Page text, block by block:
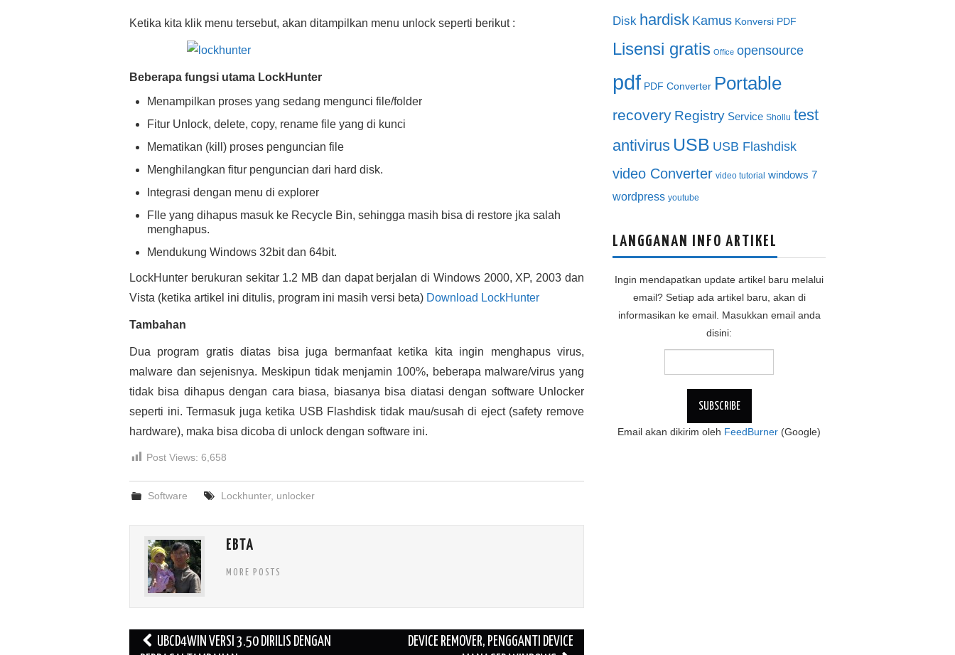
Ketika kita klik menu tersebut, akan ditampilkan menu unlock seperti berikut :
Beberapa fungsi utama LockHunter
Menampilkan proses yang sedang mengunci file/folder
Fitur Unlock, delete, copy, rename file yang di kunci
Mematikan (kill) proses penguncian file
Menghilangkan fitur penguncian dari hard disk.
Integrasi dengan menu di explorer
FIle yang dihapus masuk ke Recycle Bin, sehingga masih bisa di restore jka salah
menghapus.
Mendukung Windows 32bit dan 64bit.
LockHunter berukuran sekitar 1.2 MB dan dapat berjalan di Windows 2000, XP, 2003 dan
Vista (ketika artikel ini ditulis, program ini masih versi beta) Download LockHunter
Tambahan
Dua program gratis diatas bisa juga bermanfaat ketika kita ingin menghapus virus,
malware dan sejenisnya. Meskipun tidak menjamin 100%, beberapa malware/virus yang
tidak bisa dihapus dengan cara biasa, biasanya bisa diatasi dengan software Unlocker
seperti ini. Termasuk juga ketika USB Flashdisk tidak mau/susah di eject (safety remove
hardware), maka bisa dicoba di unlock dengan software ini.
Post Views: 6,658
Software Lockhunter, unlocker
EBTA
MORE POSTS
Post UBCD4WIN VERSI 3.50 DIRILIS DENGAN
DEVICE REMOVER, PENGGANTI DEVICE
Disk hardisk Kamus Konversi PDF
Lisensi gratis Office opensource
pdf PDF Converter Portable
recovery Registry Service Shollu test
antivirus USB USB Flashdisk
video Converter video tutorial windows 7
wordpress youtube
LANGGANAN INFO ARTIKEL
Ingin mendapatkan update artikel baru melalui
email? Setiap ada artikel baru, akan di
informasikan ke email. Masukkan email anda
disini:
Email akan dikirim oleh FeedBurner (Google)